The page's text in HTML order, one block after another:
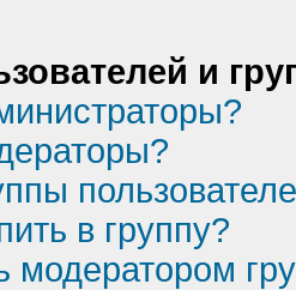
и
в группу?
модератором